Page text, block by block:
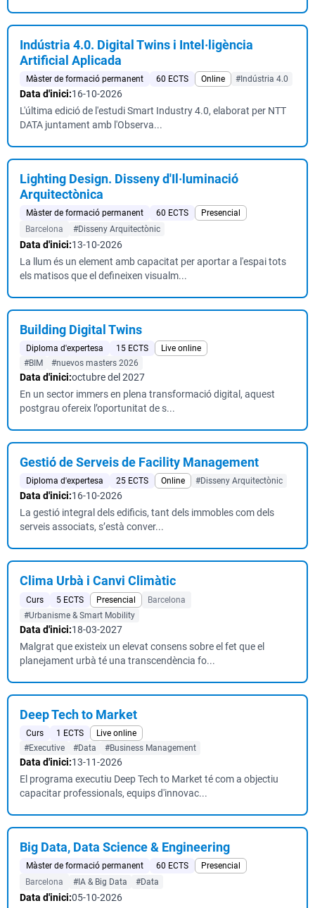
Indústria 4.0. Digital Twins i Intel·ligència
Artificial Aplicada
Màster de formació permanent 60 ECTS Online #Indústria 4.0
Data d'inici:16-10-2026
L'última edició de l'estudi Smart Industry 4.0, elaborat per NTT
DATA juntament amb l'Observa...
Lighting Design. Disseny d'Il·luminació
Arquitectònica
Màster de formació permanent 60 ECTS
Presencial
Barcelona
#Disseny Arquitectònic
Data d'inici:13-10-2026
La llum és un element amb capacitat per aportar a l'espai tots
els matisos que el defineixen visualm...
Building Digital Twins
Diploma d'expertesa 15 ECTS
Live online
#BIM
#nuevos masters 2026
Data d'inici:octubre del 2027
En un sector immers en plena transformació digital, aquest
postgrau ofereix l’oportunitat de s...
Gestió de Serveis de Facility Management
Diploma d'expertesa 25 ECTS Online #Disseny Arquitectònic
Data d'inici:16-10-2026
La gestió integral dels edificis, tant dels immobles com dels
serveis associats, s’està conver...
Clima Urbà i Canvi Climàtic
Curs 5 ECTS Presencial
Barcelona
#Urbanisme & Smart Mobility
Data d'inici:18-03-2027
Malgrat que existeix un elevat consens sobre el fet que el
planejament urbà té una transcendència fo...
Deep Tech to Market
Curs 1 ECTS
Live online
#Executive
#Data #Business Management
Data d'inici:13-11-2026
El programa executiu Deep Tech to Market té com a objectiu
capacitar professionals, equips d'innovac...
Big Data, Data Science & Engineering
Màster de formació permanent 60 ECTS
Presencial
Barcelona
#IA & Big Data #Data
Data d'inici:05-10-2026